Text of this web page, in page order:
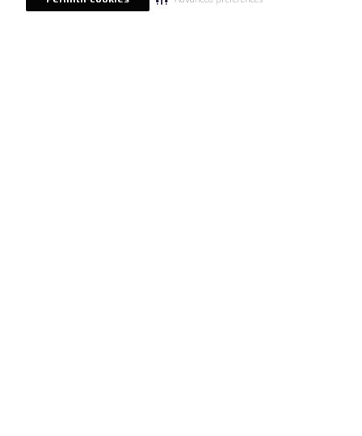
Eu li, estou ciente das condições de tratamento dos meus dados pessoais e forneço